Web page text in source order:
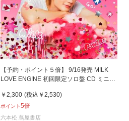
【予約・ポイント５倍】 9/16発売 M!LK
LOVE ENG!NE 初回限定ソロ盤 CD ミニア
￥2,300 (税込 ￥2,530)
ポイント5倍
六本松 蔦屋書店